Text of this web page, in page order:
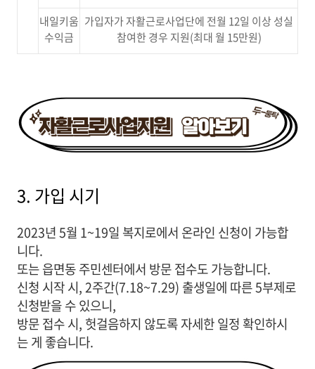
내일키움
수익금
가입자가 자활근로사업단에 전월 12일 이상 성실
참여한 경우 지원(최대 월 15만원)
3. 가입 시기
2023년 5월 1~19일 복지로에서 온라인 신청이 가능합
니다.
또는 읍면동 주민센터에서 방문 접수도 가능합니다.
신청 시작 시, 2주간(7.18~7.29) 출생일에 따른 5부제로
신청받을 수 있으니,
방문 접수 시, 헛걸음하지 않도록 자세한 일정 확인하시
는 게 좋습니다.